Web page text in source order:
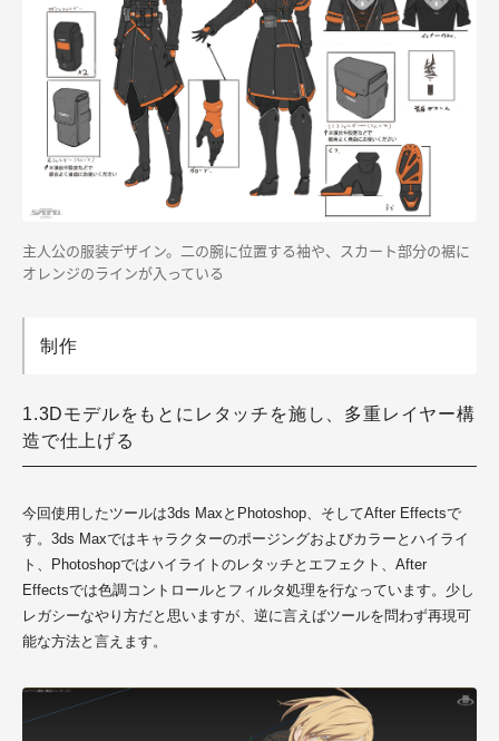
主人公の服装デザイン。二の腕に位置する袖や、スカート部分の裾に
オレンジのラインが入っている
制作
1.3Dモデルをもとにレタッチを施し、多重レイヤー構
造で仕上げる
今回使用したツールは3ds MaxとPhotoshop、そしてAfter Effectsで
す。3ds Maxではキャラクターのポージングおよびカラーとハイライ
ト、Photoshopではハイライトのレタッチとエフェクト、After
Effectsでは色調コントロールとフィルタ処理を行なっています。少し
レガシーなやり方だと思いますが、逆に言えばツールを問わず再現可
能な方法と言えます。